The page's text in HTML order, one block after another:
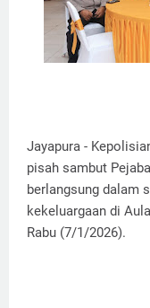
Jayapura -
pisah sambut
berlangsung dalam
kekeluargaan di
Rabu (7/1/2026).